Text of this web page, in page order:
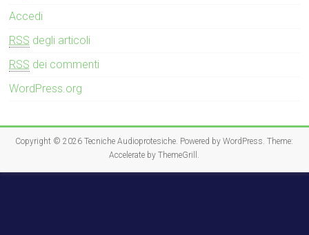
Accedi
RSS degli articoli
RSS dei commenti
WordPress.org
Copyright © 2026Tecniche Audioprotesiche. Powered byWordPress. Theme:
Accelerate byThemeGrill .